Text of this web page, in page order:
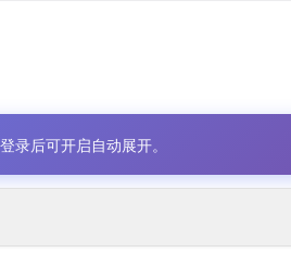
录后可开启自动展开。